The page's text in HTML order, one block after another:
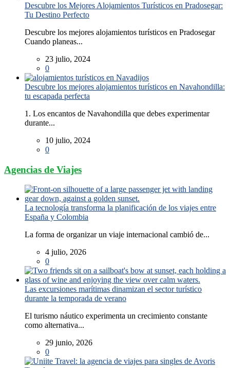
Descubre los Mejores Alojamientos Turísticos en Pradosegar:
Tu Destino Perfecto
Descubre los mejores alojamientos turísticos en Pradosegar
Cuando planeas...
23 julio, 2024
0
Descubre los mejores alojamientos turísticos en Navahondilla:
tu escapada perfecta
1. Los encantos de Navahondilla que debes experimentar
durante...
10 julio, 2024
0
Agencias de Viajes
La tecnología transforma la planificación de los viajes entre
España y Colombia
La forma de organizar un viaje internacional cambió de...
4 julio, 2026
0
Las excursiones marítimas dinamizan el sector turístico
durante la temporada de verano
El turismo náutico experimenta un crecimiento constante
como alternativa...
29 junio, 2026
0